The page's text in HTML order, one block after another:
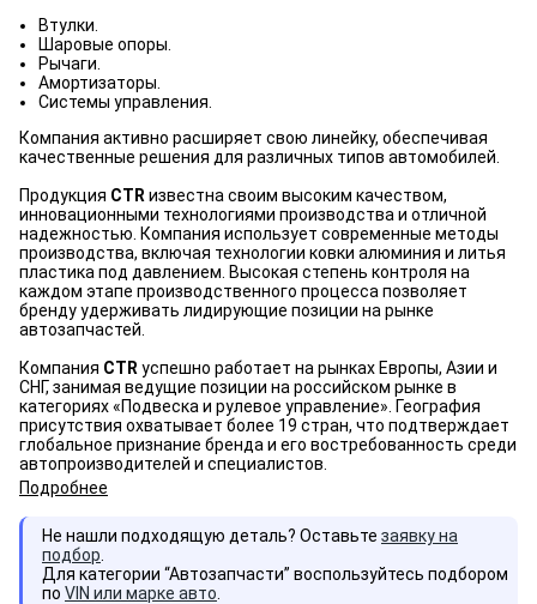
Втулки.
Шаровые опоры.
Рычаги.
Амортизаторы.
Системы управления.
Компания активно расширяет свою линейку, обеспечивая
качественные решения для различных типов автомобилей.
Продукция CTR известна своим высоким качеством,
инновационными технологиями производства и отличной
надежностью. Компания использует современные методы
производства, включая технологии ковки алюминия и литья
пластика под давлением. Высокая степень контроля на
каждом этапе производственного процесса позволяет
бренду удерживать лидирующие позиции на рынке
автозапчастей.
Компания CTR успешно работает на рынках Европы, Азии и
СНГ, занимая ведущие позиции на российском рынке в
категориях «Подвеска и рулевое управление». География
присутствия охватывает более 19 стран, что подтверждает
глобальное признание бренда и его востребованность среди
автопроизводителей и специалистов.
Подробнее
Не нашли подходящую деталь? Оставьте заявку на
подбор
Для категории “Автозапчасти” воспользуйтесь подбором
по VIN или марке авто